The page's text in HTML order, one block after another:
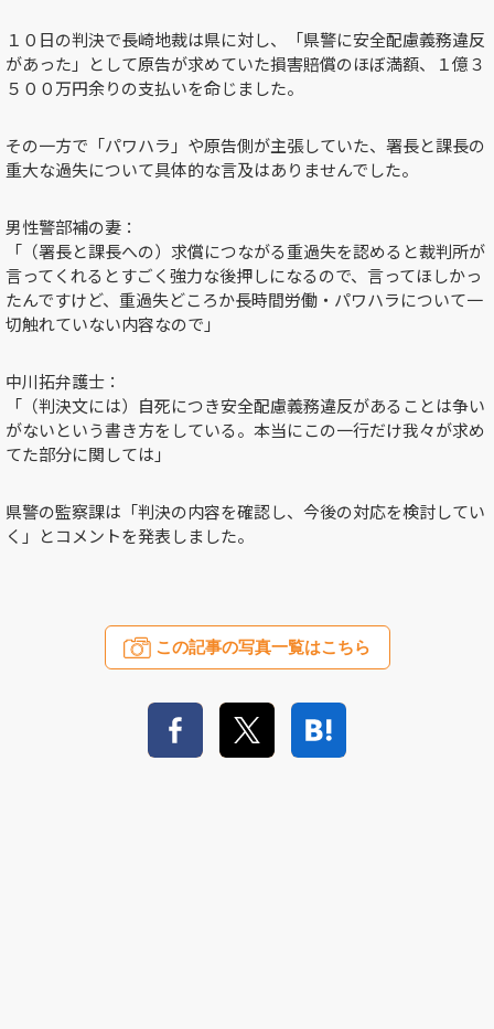
１０日の判決で長崎地裁は県に対し、「県警に安全配慮義務違反
があった」として原告が求めていた損害賠償のほぼ満額、１億３
５００万円余りの支払いを命じました。
その一方で「パワハラ」や原告側が主張していた、署長と課長の
重大な過失について具体的な言及はありませんでした。
男性警部補の妻：
「（署長と課長への）求償につながる重過失を認めると裁判所が
言ってくれるとすごく強力な後押しになるので、言ってほしかっ
たんですけど、重過失どころか長時間労働・パワハラについて一
切触れていない内容なので」
中川拓弁護士：
「（判決文には）自死につき安全配慮義務違反があることは争い
がないという書き方をしている。本当にこの一行だけ我々が求め
てた部分に関しては」
県警の監察課は「判決の内容を確認し、今後の対応を検討してい
く」とコメントを発表しました。
この記事の写真一覧はこちら